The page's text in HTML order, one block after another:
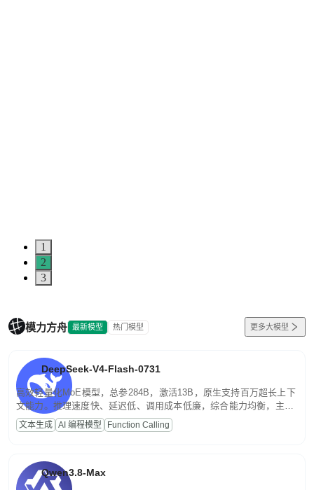
1
2
3
模力方舟 最新模型 热门模型 更多大模型
DeepSeek-V4-Flash-0731
高效轻量化MoE模型，总参284B，激活13B，原生支持百万超长上下
文能力。推理速度快、延迟低、调用成本低廉，综合能力均衡，主打
高并发、轻量化任务，适合日常对话、内容创作、基础 RAG、批量
文案处理等普惠刚需场景。
文本生成 AI 编程模型 Function Calling
Qwen3.8-Max